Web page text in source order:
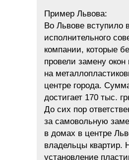
Пример Львова:
Во Львове вступило
исполнительного
компании, которые
провели замену окон
на
центре города.
достигает 170 тыс.
До сих пор
за самовольную
в домах в центре
владельцы квартир.
установление